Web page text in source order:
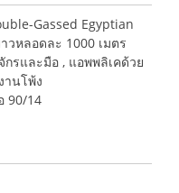
Gassed Egyptian
วหลอดละ 1000 เมตร
รและมือ , แอพพลิเคด้วย
านโพ้ง
90/14